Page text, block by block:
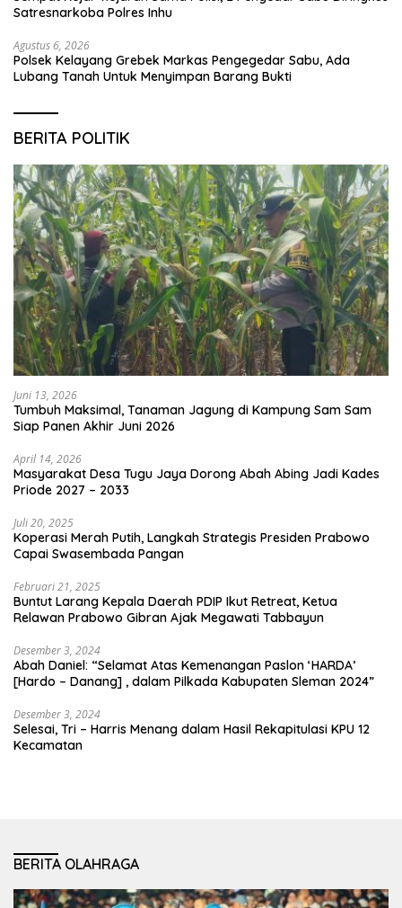
Satresnarkoba Polres Inhu
Agustus 6, 2026
Polsek Kelayang Grebek Markas Pengegedar Sabu, Ada
Lubang Tanah Untuk Menyimpan Barang Bukti
BERITA POLITIK
Juni 13, 2026
Tumbuh Maksimal, Tanaman Jagung di Kampung Sam Sam
Siap Panen Akhir Juni 2026
April 14, 2026
Masyarakat Desa Tugu Jaya Dorong Abah Abing Jadi Kades
Priode 2027 – 2033
Juli 20, 2025
Koperasi Merah Putih, Langkah Strategis Presiden Prabowo
Capai Swasembada Pangan
Februari 21, 2025
Buntut Larang Kepala Daerah PDIP Ikut Retreat, Ketua
Relawan Prabowo Gibran Ajak Megawati Tabbayun
Desember 3, 2024
Abah Daniel: “Selamat Atas Kemenangan Paslon ‘HARDA’
[Hardo – Danang] , dalam Pilkada Kabupaten Sleman 2024”
Desember 3, 2024
Selesai, Tri – Harris Menang dalam Hasil Rekapitulasi KPU 12
Kecamatan
BERITA OLAHRAGA